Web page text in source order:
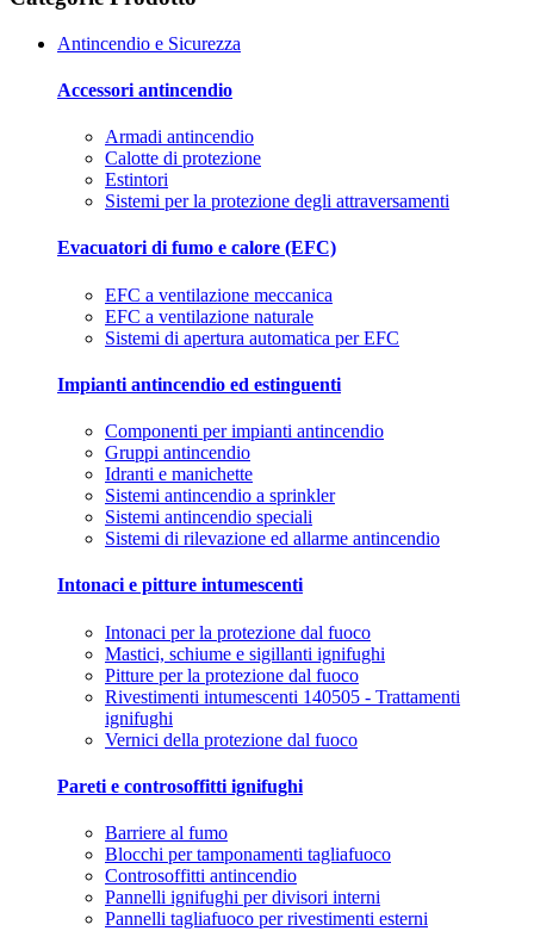
Antincendio e Sicurezza
Accessori antincendio
Armadi antincendio
Calotte di protezione
Estintori
Sistemi per la protezione degli attraversamenti
Evacuatori di fumo e calore (EFC)
EFC a ventilazione meccanica
EFC a ventilazione naturale
Sistemi di apertura automatica per EFC
Impianti antincendio ed estinguenti
Componenti per impianti antincendio
Gruppi antincendio
Idranti e manichette
Sistemi antincendio a sprinkler
Sistemi antincendio speciali
Sistemi di rilevazione ed allarme antincendio
Intonaci e pitture intumescenti
Intonaci per la protezione dal fuoco
Mastici, schiume e sigillanti ignifughi
Pitture per la protezione dal fuoco
Rivestimenti intumescenti 140505 - Trattamenti
ignifughi
Vernici della protezione dal fuoco
Pareti e controsoffitti ignifughi
Barriere al fumo
Blocchi per tamponamenti tagliafuoco
Controsoffitti antincendio
Pannelli ignifughi per divisori interni
Pannelli tagliafuoco per rivestimenti esterni